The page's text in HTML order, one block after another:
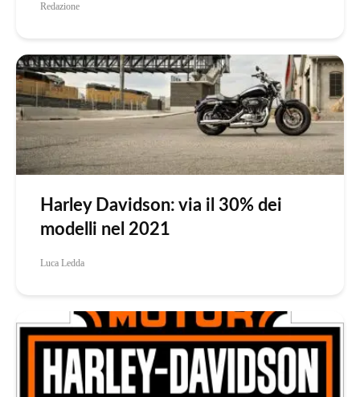
Redazione
Harley Davidson: via il 30% dei
modelli nel 2021
Luca Ledda